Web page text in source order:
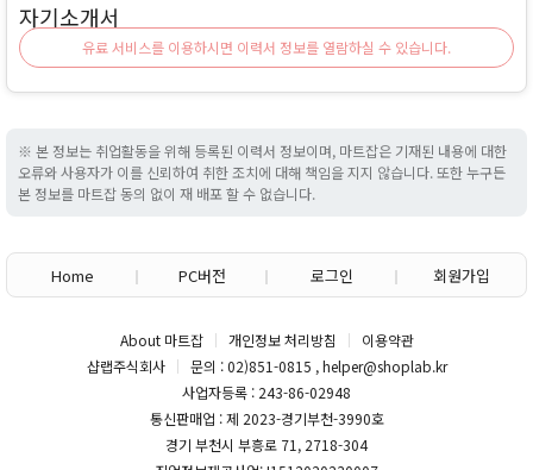
자기소개서
유료 서비스를 이용하시면 이력서 정보를 열람하실 수 있습니다.
※ 본 정보는 취업활동을 위해 등록된 이력서 정보이며, 마트잡은 기재된 내용에 대한
오류와 사용자가 이를 신뢰하여 취한 조치에 대해 책임을 지지 않습니다. 또한 누구든
본 정보를 마트잡 동의 없이 재 배포 할 수 없습니다.
Home PC버전 로그인 회원가입
About 마트잡 개인정보 처리방침
이용약관
샵랩주식회사
문의 : 02)851-0815 , helper@shoplab.kr
사업자등록 : 243-86-02948
통신판매업 : 제 2023-경기부천-3990호
경기 부천시 부흥로 71, 2718-304